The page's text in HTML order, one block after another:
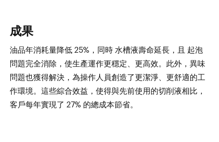
成果
油品年消耗量降低 25%，同時 水槽液壽命延長，且 起泡
問題完全消除，使生產運作更穩定、更高效。此外，異味
問題也獲得解決，為操作人員創造了更潔淨、更舒適的工
作環境。這些綜合效益，使得與先前使用的切削液相比，
客戶每年實現了 27% 的總成本節省。